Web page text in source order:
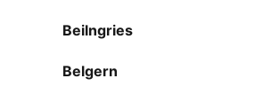
Beilngries
Belgern